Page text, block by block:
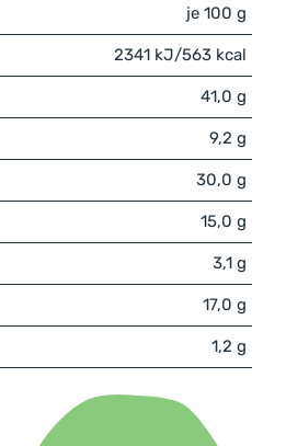
je 100 g
2341 kJ/563 kcal
41,0 g
9,2 g
30,0 g
15,0 g
3,1 g
17,0 g
1,2 g